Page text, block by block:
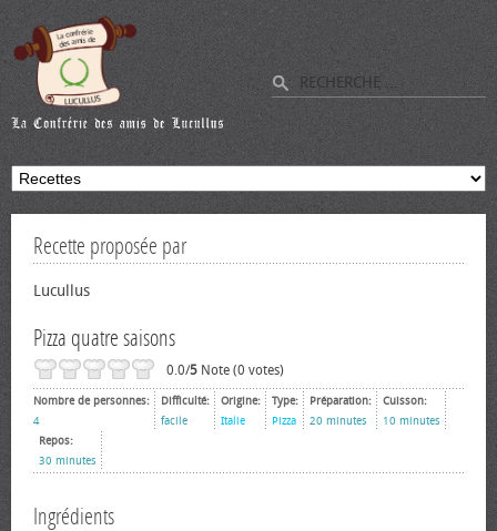
Recette proposée par
Lucullus
Pizza quatre saisons
0.0/5 Note (0 votes)
Nombre de personnes:
4
Difficulté:
facile
Origine:
Italie
Type:
Pizza
Préparation:
20 minutes
Cuisson:
10 minutes
Repos:
30 minutes
Ingrédients